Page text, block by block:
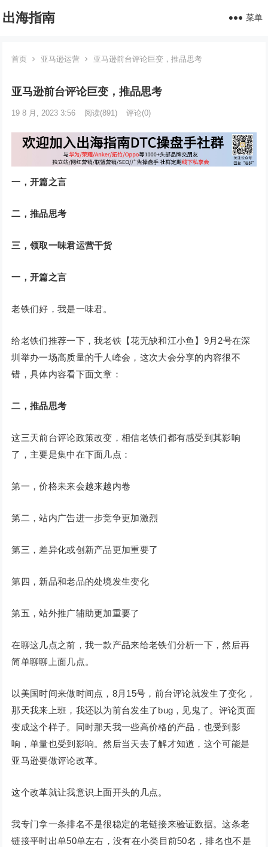
出海指南 菜单
首页 亚马逊运营 亚马逊前台评论巨变，推品思考
亚马逊前台评论巨变，推品思考
19 8 月, 2023 3:56 阅读(891) 评论(0)
一，开篇之言
二，推品思考
三，领取一味君运营干货
一，开篇之言
老铁们好，我是一味君。
给老铁们推荐一下，我老铁【花无缺和江小鱼】9月2号在深
圳举办一场高质量的千人峰会，这次大会分享的内容很不
错，具体内容看下面文章：
二，推品思考
这三天前台评论政策改变，相信老铁们都有感受到其影响
了，主要是集中在下面几点：
第一，价格未来会越来越内卷
第二，站内广告进一步竞争更加激烈
第三，差异化或创新产品更加重要了
第四，新品和老品的处境发生变化
第五，站外推广辅助更加重要了
在聊这几点之前，我一款产品来给老铁们分析一下，然后再
简单聊聊上面几点。
以美国时间来做时间点，8月15号，前台评论就发生了变化，
那天我来上班，我还以为前台发生了bug，见鬼了。评论页面
变成这个样子。同时那天我一些高价格的产品，也受到影
响，单量也受到影响。然后当天去了解才知道，这个可能是
亚马逊要做评论改革。
这个改革就让我意识上面开头的几点。
我专门拿一条排名不是很稳定的老链接来验证数据。这条老
链接平时出单50单左右，没有在小类目前50名，排名也不是